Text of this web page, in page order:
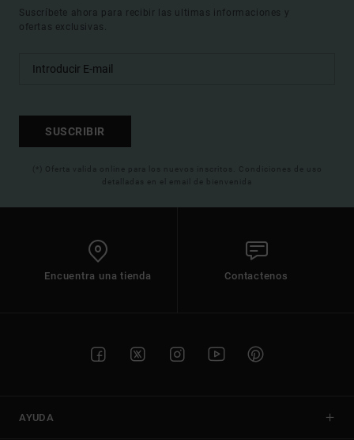
Suscríbete ahora para recibir las ultimas informaciones y
ofertas exclusivas.
SUSCRIBIR
(*) Oferta valida online para los nuevos inscritos. Condiciones de uso
detalladas en el email de bienvenida
Encuentra una tienda Contactenos
AYUDA